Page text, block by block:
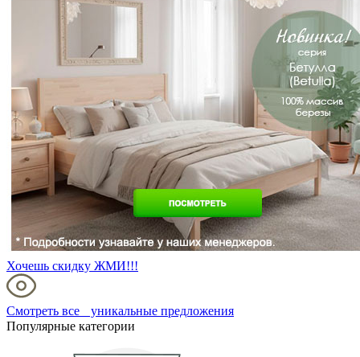
Хочешь скидку ЖМИ!!!
Смотреть все уникальные предложения
Популярные категории